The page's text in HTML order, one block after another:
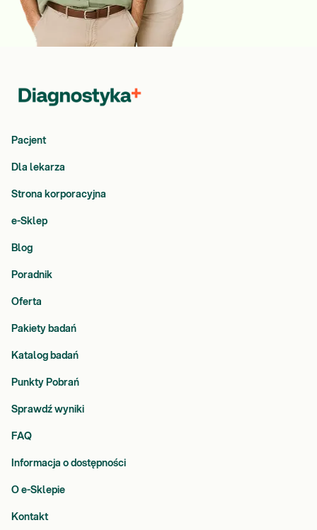
Pacjent
Dla lekarza
Strona korporacyjna
e-Sklep
Blog
Poradnik
Oferta
Pakiety badań
Katalog badań
Punkty Pobrań
Sprawdź wyniki
FAQ
Informacja o dostępności
O e-Sklepie
Kontakt